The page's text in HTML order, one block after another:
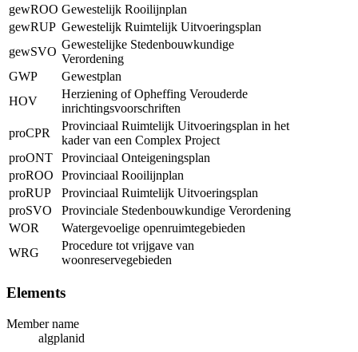
gewROO Gewestelijk Rooilijnplan
gewRUP Gewestelijk Ruimtelijk Uitvoeringsplan
gewSVO
Gewestelijke Stedenbouwkundige
Verordening
GWP
Gewestplan
HOV
Herziening of Opheffing Verouderde
inrichtingsvoorschriften
proCPR
Provinciaal Ruimtelijk Uitvoeringsplan in het
kader van een Complex Project
proONT
Provinciaal Onteigeningsplan
proROO
Provinciaal Rooilijnplan
proRUP
Provinciaal Ruimtelijk Uitvoeringsplan
proSVO
Provinciale Stedenbouwkundige Verordening
WOR
Watergevoelige openruimtegebieden
WRG
Procedure tot vrijgave van
woonreservegebieden
Elements
Member name
algplanid